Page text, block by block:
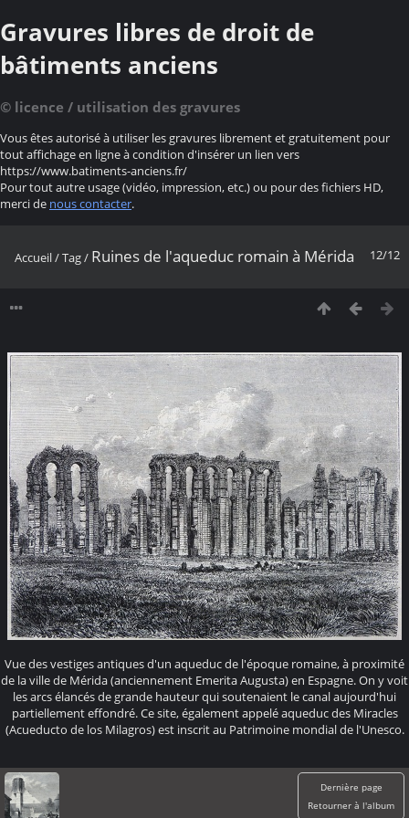
Gravures libres de droit de
bâtiments anciens
© licence / utilisation des gravures
Vous êtes autorisé à utiliser les gravures librement et gratuitement pour
tout affichage en ligne à condition d'insérer un lien vers
https://www.batiments-anciens.fr/
Pour tout autre usage (vidéo, impression, etc.) ou pour des fichiers HD,
merci de nous contacter.
12/12
Accueil/Tag/ Ruines de l'aqueduc romain à Mérida
Vue des vestiges antiques d'un aqueduc de l'époque romaine, à proximité
de la ville de Mérida (anciennement Emerita Augusta) en Espagne. On y voit
les arcs élancés de grande hauteur qui soutenaient le canal aujourd'hui
partiellement effondré. Ce site, également appelé aqueduc des Miracles
(Acueducto de los Milagros) est inscrit au Patrimoine mondial de l'Unesco.
Dernière page
Retourner à l'album